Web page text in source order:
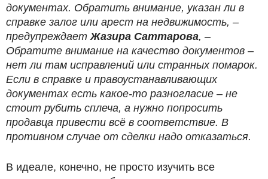
документах. Обратить внимание, указан ли в
справке залог или арест на недвижимость, –
предупреждает Жазира Саттарова, –
Обратите внимание на качество документов –
нет ли там исправлений или странных помарок.
Если в справке и правоустанавливающих
документах есть какое-то разногласие – не
стоит рубить сплеча, а нужно попросить
продавца привести всё в соответствие. В
противном случае от сделки надо отказаться.
В идеале, конечно, не просто изучить все